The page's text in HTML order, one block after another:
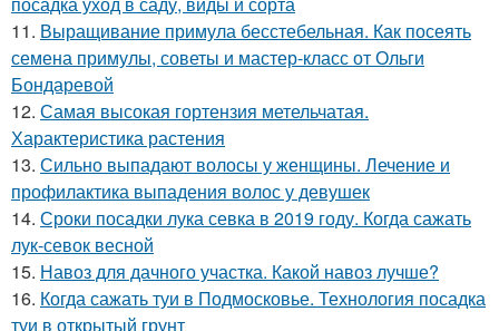
11. Выращивание примула бесстебельная. Как посеять
семена примулы, советы и мастер-класс от Ольги
Бондаревой
12. Самая высокая гортензия метельчатая.
Характеристика растения
13. Сильно выпадают волосы у женщины. Лечение и
профилактика выпадения волос у девушек
14. Сроки посадки лука севка в 2019 году. Когда сажать
лук-севок весной
15. Навоз для дачного участка. Какой навоз лучше?
16. Когда сажать туи в Подмосковье. Технология посадка
туи в открытый грунт